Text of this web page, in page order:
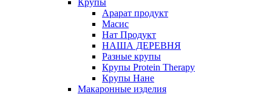
Крупы
Арарат продукт
Масис
Нат Продукт
НАША ДЕРЕВНЯ
Разные крупы
Крупы Protein Therapy
Крупы Нане
Макаронные изделия